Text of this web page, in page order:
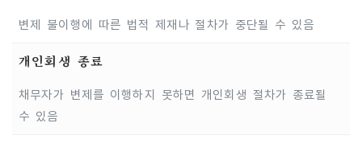
변제 불이행에 따른 법적 제재나 절차가 중단될 수 있음
개인회생 종료
채무자가 변제를 이행하지 못하면 개인회생 절차가 종료될
수 있음